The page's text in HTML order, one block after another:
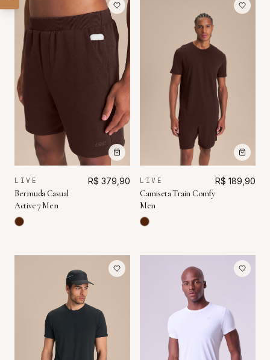
LIVE
Bermuda Casual
Active 7 Men
R$ 379,90 LIVE
Camiseta Train Comfy
Men
R$ 189,90